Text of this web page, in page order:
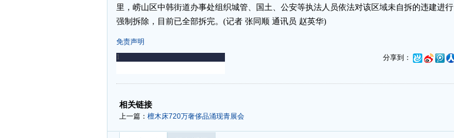
里，崂山区中韩街道办事处组织城管、国土、公安等执法人员依法对该区域未自拆的违建进行
强制拆除，目前已全部拆完。(记者 张同顺 通讯员 赵英华)
免责声明
分享到：
-
相关链接
上一篇： 檀木床720万奢侈品涌现青展会